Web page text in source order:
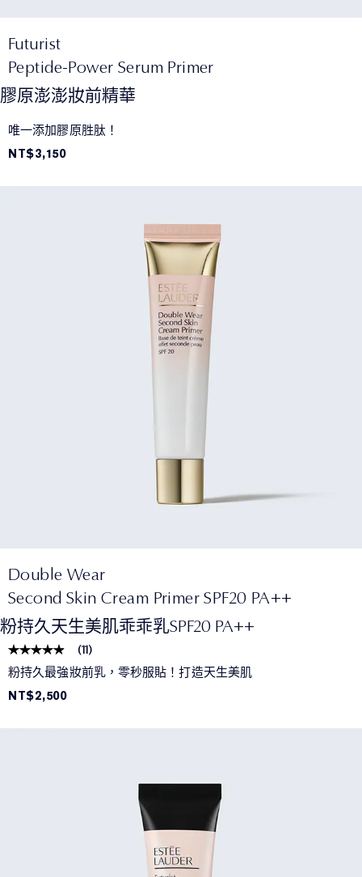
Futurist
Peptide-Power Serum Primer
膠原澎澎妝前精華
唯一添加膠原胜肽！
NT$3,150
Double Wear
Second Skin Cream Primer SPF20 PA++
粉持久天生美肌乖乖乳SPF20 PA++
(11)
粉持久最強妝前乳，零秒服貼！打造天生美肌
NT$2,500